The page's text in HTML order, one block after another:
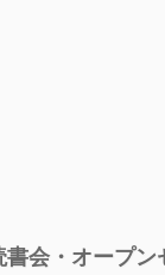
会・オープン